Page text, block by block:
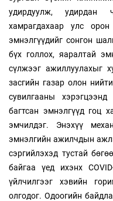
удирдуулж, удирдан
хамрагдахаар улс
эмнэлгүүдийг сонгон
бүх голлох, яаралтай
сүлжээг ажиллуулахыг
засгийн газар олон
сувилгааны
багтсан эмнэлгүүд гоц
эмчилдэг. Энэхүү
эмнэлгийн ажилчдын
сэргийлэхэд тустай
байгаа үед ихэнх
үйлчилгээг хэвийн
олгодог. Одоогийн